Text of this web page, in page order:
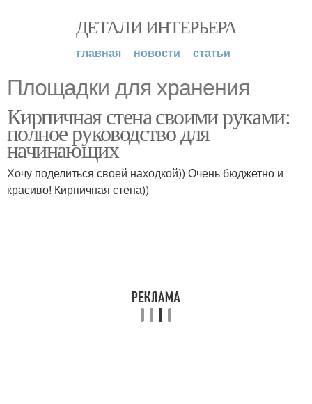
ДЕТАЛИ ИНТЕРЬЕРА
главная новости статьи
Площадки для хранения
Кирпичная стена своими руками:
полное руководство для
начинающих
Хочу поделиться своей находкой)) Очень бюджетно и
красиво! Кирпичная стена))